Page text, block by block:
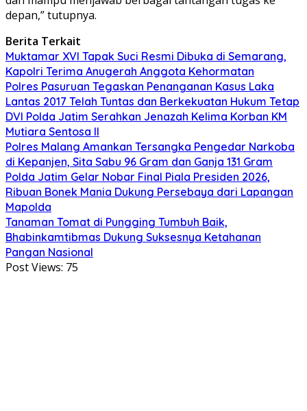
depan,” tutupnya.
Berita Terkait
Muktamar XVI Tapak Suci Resmi Dibuka di Semarang,
Kapolri Terima Anugerah Anggota Kehormatan
Polres Pasuruan Tegaskan Penanganan Kasus Laka
Lantas 2017 Telah Tuntas dan Berkekuatan Hukum Tetap
DVI Polda Jatim Serahkan Jenazah Kelima Korban KM
Mutiara Sentosa II
Polres Malang Amankan Tersangka Pengedar Narkoba
di Kepanjen, Sita Sabu 96 Gram dan Ganja 131 Gram
Polda Jatim Gelar Nobar Final Piala Presiden 2026,
Ribuan Bonek Mania Dukung Persebaya dari Lapangan
Mapolda
Tanaman Tomat di Pungging Tumbuh Baik,
Bhabinkamtibmas Dukung Suksesnya Ketahanan
Pangan Nasional
Post Views: 75